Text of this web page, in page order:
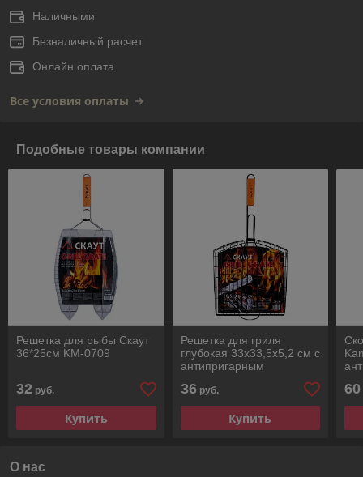
Наличными
Безналичный расчет
Онлайн оплата
Все условия оплаты
Подобные товары компании
Решетка для рыбы Скаут
36*25см KM-0709
32 руб.
Купить
Решетка для гриля
глубокая 33х33,5х5,2 см с
антипригарным
СК-0741
36руб.
Купить
60
О нас